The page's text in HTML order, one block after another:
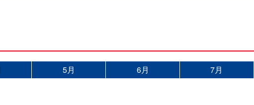
5月 6月 7月